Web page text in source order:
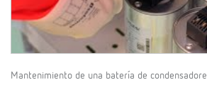
Mantenimiento de una batería de